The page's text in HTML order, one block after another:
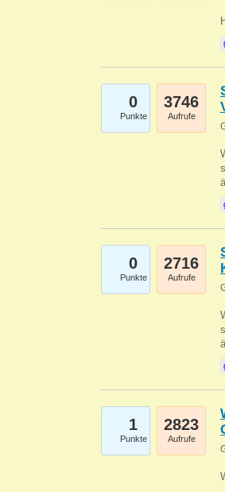
0
Punkte
3746
Aufrufe
0
Punkte
2716
Aufrufe
1
Punkte
2823
Aufrufe